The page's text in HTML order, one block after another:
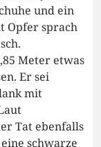
und ein
Opfer sprach
Meter etwas
Er sei
mit
Tat ebenfalls
schwarze